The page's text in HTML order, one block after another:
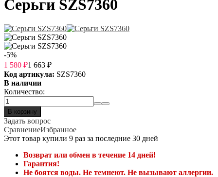
Серьги SZS7360
-5%
1 580 ₽1 663 ₽
Код артикула: SZS7360
В наличии
Количество:
В корзину
Задать вопрос
СравнениеИзбранное
Этот товар купили 9 раз за последние 30 дней
Возврат или обмен в течение 14 дней!
Гарантия!
Не боятся воды. Не темнеют. Не вызывают аллергии.